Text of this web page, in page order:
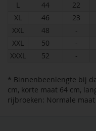
L
44 22
XL
46 23
XXL
48 -
XXL
50 -
XXXL
52 -
* Binnenbeenlengte bij
cm, korte maat 64 cm,
rijbroeken: Normale